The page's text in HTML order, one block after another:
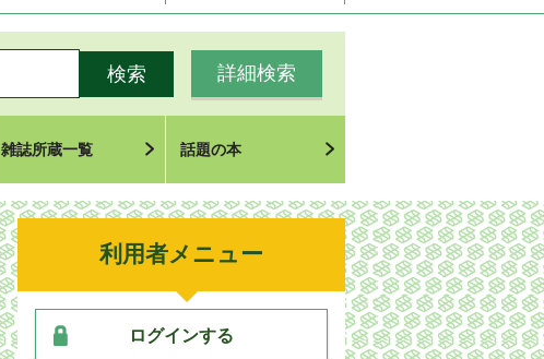
詳細検索
雑誌所蔵一覧 話題の本
利用者メニュー
ログインする